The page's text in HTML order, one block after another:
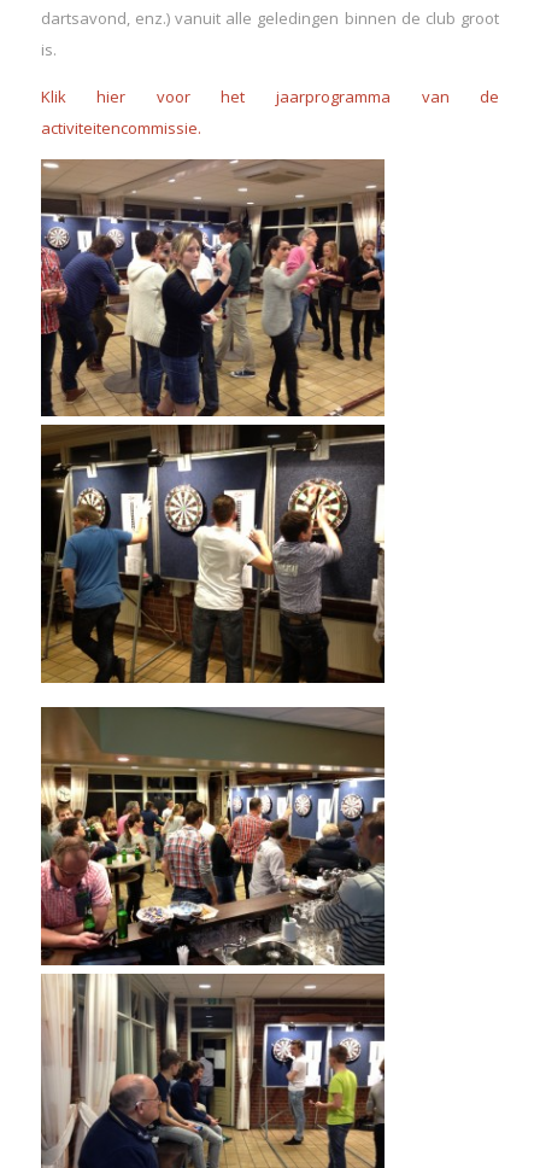
dartsavond, enz.) vanuit alle geledingen binnen de club groot
is.
Klik hier voor het jaarprogramma van de
activiteitencommissie.